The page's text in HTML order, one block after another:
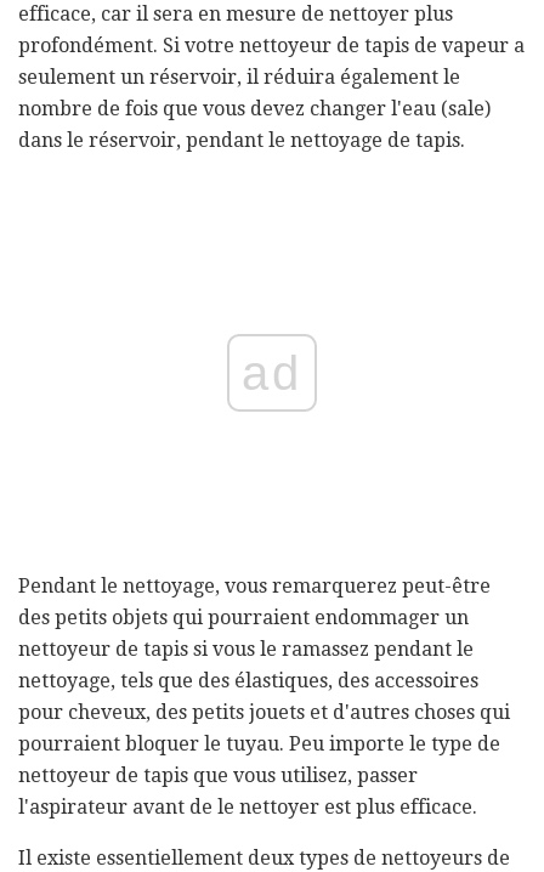
efficace, car il sera en mesure de nettoyer plus
profondément. Si votre nettoyeur de tapis de vapeur a
seulement un réservoir, il réduira également le
nombre de fois que vous devez changer l'eau (sale)
dans le réservoir, pendant le nettoyage de tapis.
ad
Pendant le nettoyage, vous remarquerez peut-être
des petits objets qui pourraient endommager un
nettoyeur de tapis si vous le ramassez pendant le
nettoyage, tels que des élastiques, des accessoires
pour cheveux, des petits jouets et d'autres choses qui
pourraient bloquer le tuyau. Peu importe le type de
nettoyeur de tapis que vous utilisez, passer
l'aspirateur avant de le nettoyer est plus efficace.
Il existe essentiellement deux types de nettoyeurs de